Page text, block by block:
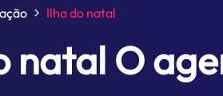
Ilha do natal
natal O